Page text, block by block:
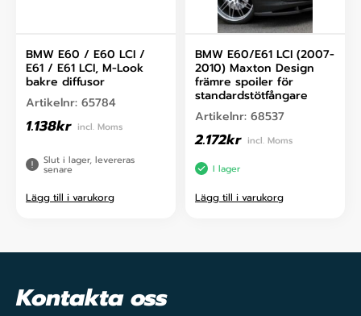
BMW E60 / E60 LCI /
E61 / E61 LCI, M-Look
bakre diffusor
Artikelnr: 65784
1.138kr incl. Moms
Slut i lager, levereras
senare
Lägg till i varukorg
BMW E60/E61 LCI (2007-
2010) Maxton Design
främre spoiler för
standardstötfångare
Artikelnr: 68537
2.172kr incl. Moms
I lager
Lägg till i varukorg
Kontakta oss